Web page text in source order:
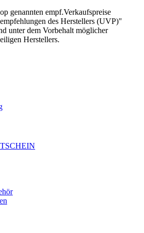
genannten empf.Verkaufspreise
des Herstellers (UVP)"
unter dem Vorbehalt möglicher
Herstellers.